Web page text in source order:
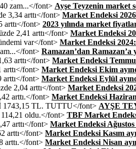
Ayşe Teyzenin market
Market Endeksi 2026
2023 yılında market
Market Endeksi
Market Endeksi
Ramazan’dan Ramazan’a
Market Endeksi
Market Endeksi Ekim
Market Endeksi Eylül
Market Endeksi
Market Endeksi
AYŞE
TBF Market
Market Endeksi Ağustos
Market Endeksi Kasım
Market Endeksi Nisan